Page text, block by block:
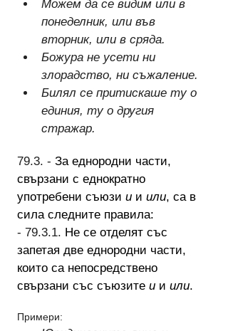
Можем да се видим или в
понеделник, или във
вторник, или в сряда.
Божура не усети ни
злорадство, ни съжаление.
Билял се притискаше ту о
единия, ту о другия
стражар.
79.3. - За еднородни части,
свързани с еднократно
употребени съюзи и и или, са в
сила следните правила:
- 79.3.1. Не се отделят със
запетая две еднородни части,
които са непосредствено
свързани със съюзите и и или.
Примери: